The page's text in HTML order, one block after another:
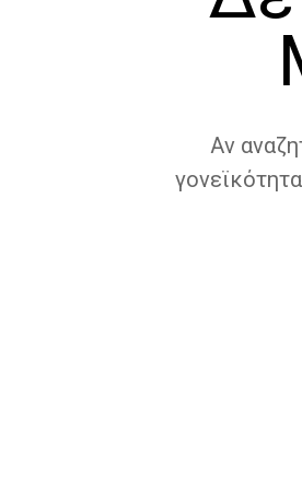
Αν